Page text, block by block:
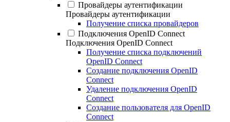
Провайдеры аутентификации
Провайдеры аутентификации
Получение списка провайдеров
Подключения OpenID Connect
Подключения OpenID Connect
Получение списка подключений
OpenID Connect
Создание подключения OpenID
Connect
Удаление подключения OpenID
Connect
Создание пользователя для OpenID
Connect